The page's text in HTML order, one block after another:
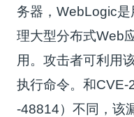
务器，WebLogic
理大型分布式Web
用。攻击者可利用
执行命令。和
-48814）不同，该